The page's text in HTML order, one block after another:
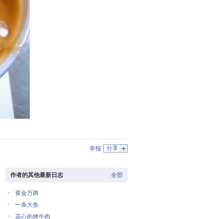
分享
举报
全部
作者的其他最新日志
黄金万两
一条大鱼
花心的烤牛肉